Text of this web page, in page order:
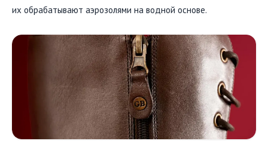
их обрабатывают аэрозолями на водной основе.